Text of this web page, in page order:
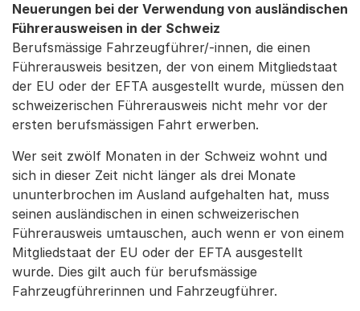
Neuerungen bei der Verwendung von ausländischen
Führerausweisen in der Schweiz
Berufsmässige Fahrzeugführer/-innen, die einen
Führerausweis besitzen, der von einem Mitgliedstaat
der EU oder der EFTA ausgestellt wurde, müssen den
schweizerischen Führerausweis nicht mehr vor der
ersten berufsmässigen Fahrt erwerben.
Wer seit zwölf Monaten in der Schweiz wohnt und
sich in dieser Zeit nicht länger als drei Monate
ununterbrochen im Ausland aufgehalten hat, muss
seinen ausländischen in einen schweizerischen
Führerausweis umtauschen, auch wenn er von einem
Mitgliedstaat der EU oder der EFTA ausgestellt
wurde. Dies gilt auch für berufsmässige
Fahrzeugführerinnen und Fahrzeugführer.